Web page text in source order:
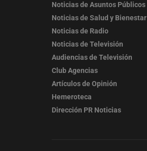
Noticias de Asuntos Públicos
Noticias de Salud y Bienestar
Noticias de Radio
Noticias de Televisión
Audiencias de Televisión
Club Agencias
Artículos de Opinión
Hemeroteca
Dirección PR Noticias